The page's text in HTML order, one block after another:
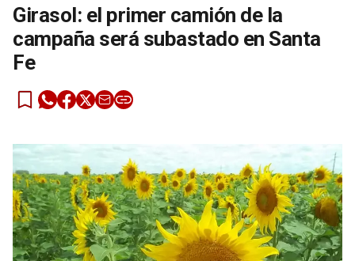
Girasol: el primer camión de la
campaña será subastado en Santa
Fe